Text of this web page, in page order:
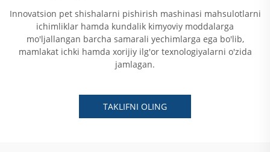
Innovatsion pet shishalarni pishirish mashinasi mahsulotlarni
ichimliklar hamda kundalik kimyoviy moddalarga
mo'ljallangan barcha samarali yechimlarga ega bo'lib,
mamlakat ichki hamda xorijiy ilg'or texnologiyalarni o'zida
jamlagan.
TAKLIFNI OLING